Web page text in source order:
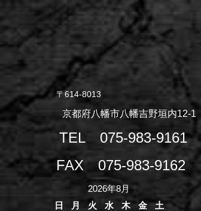
〒614-8013
京都府八幡市八幡吉野垣内12-1
TEL
075-983-9161
FAX
075-983-9162
2026年8月
日
月 火 水 木 金 土